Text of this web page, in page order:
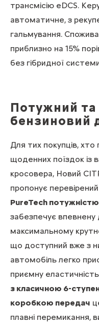
трансмісію eDCS.
автоматичне, з
гальмування.
приблизно на 15%
без гібридної
Потужний та
бензиновий
Для тих покупців,
щоденних поїздок із
кросовера, Новий
пропонує перевірений
PureTech потужністю
забезпечує впевнену
максимальному
що доступний вже з
автомобіль легко
приємну
з класичною 6-
коробкою передач
плавні перемикання,